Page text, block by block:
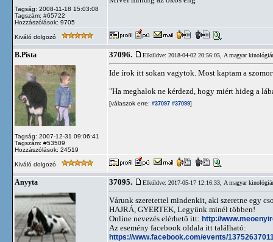
Tagság: 2008-11-18 15:03:08
Tagszám: #65722
Hozzászólások: 9705
Kiváló dolgozó
B.Pista
Tagság: 2007-12-31 09:06:41
Tagszám: #53509
Hozzászólások: 24519
37096. Elküldve: 2018-04-02 20:56:05, A magyar
Ide írok itt sokan vagytok. Most kaptam a
"Ha meghalok ne kérdezd, hogy miért hideg a
[válaszok erre: #37097 #37099]
Kiváló dolgozó
Anyyta 37095. Elküldve: 2017-05-17 12:16:33, A magyar
Várunk szeretettel mindenkit, aki szeretne egy
HAJRÁ, GYERTEK, Legyünk minél többen!
Online nevezés elérhető itt: http://
Az esemény facebook oldala itt található:
https://www.facebook.com/events/